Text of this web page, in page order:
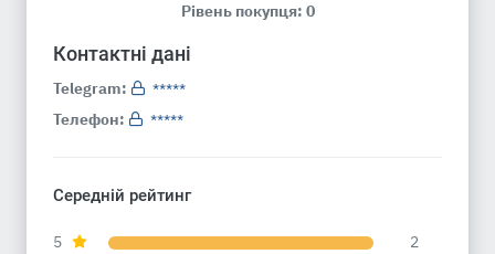
Рівень покупця: 0
Контактні дані
Telegram:
*****
Телефон:
*****
Середній рейтинг
5
2